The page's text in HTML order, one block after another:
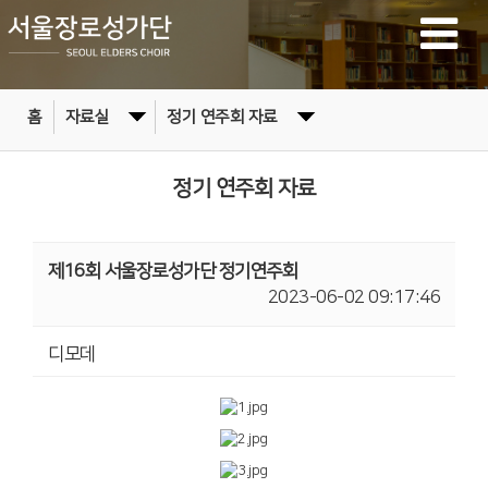
홈 자료실 정기 연주회 자료
정기 연주회 자료
제16회 서울장로성가단 정기연주회
2023-06-02 09:17:46
디모데